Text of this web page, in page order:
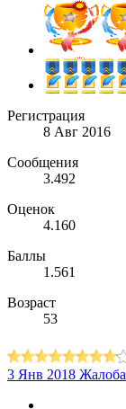
Регистрация
8 Авг 2016
Сообщения
3.492
Оценок
4.160
Баллы
1.561
Возраст
53
3 Янв 2018 Жалоба